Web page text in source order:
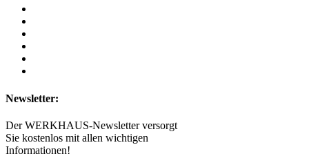
Newsletter:
Der WERKHAUS-Newsletter versorgt
Sie kostenlos mit allen wichtigen
Informationen!